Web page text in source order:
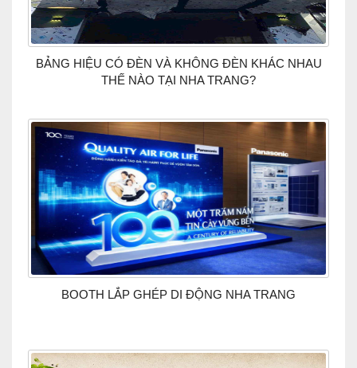
BẢNG HIỆU CÓ ĐÈN VÀ KHÔNG ĐÈN KHÁC NHAU
THẾ NÀO TẠI NHA TRANG?
BOOTH LẮP GHÉP DI ĐỘNG NHA TRANG